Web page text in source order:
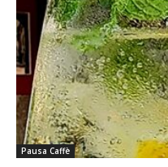
Pausa Caffè